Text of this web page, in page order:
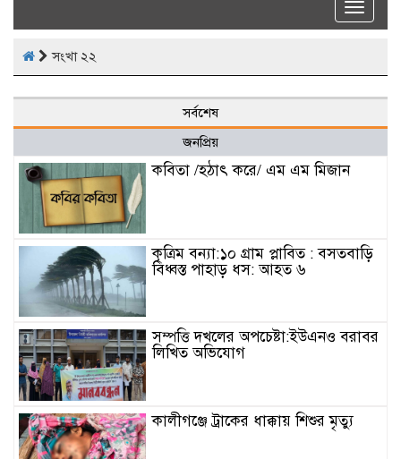
Toggle
সংখা ২২
সর্বশেষ
জনপ্রিয়
কবিতা /হঠাৎ করে/ এম এম মিজান
কৃত্রিম বন্যা:১০ গ্রাম প্লাবিত : বসতবাড়ি
বিধ্বস্ত পাহাড় ধস: আহত ৬
সম্পত্তি দখলের অপচেষ্টা:ইউএনও বরাবর
লিখিত অভিযোগ
কালীগঞ্জে ট্রাকের ধাক্কায় শিশুর মৃত্যু